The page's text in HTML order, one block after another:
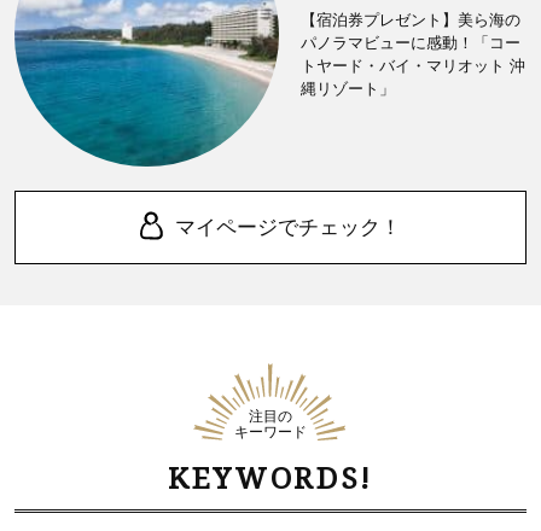
【宿泊券プレゼント】美ら海の
パノラマビューに感動！「コー
トヤード・バイ・マリオット 沖
縄リゾート」
マイページでチェック！
注目の
キーワード
KEYWORDS!